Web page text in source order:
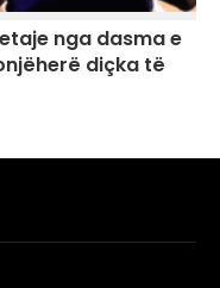
nga dasma e
diçka të